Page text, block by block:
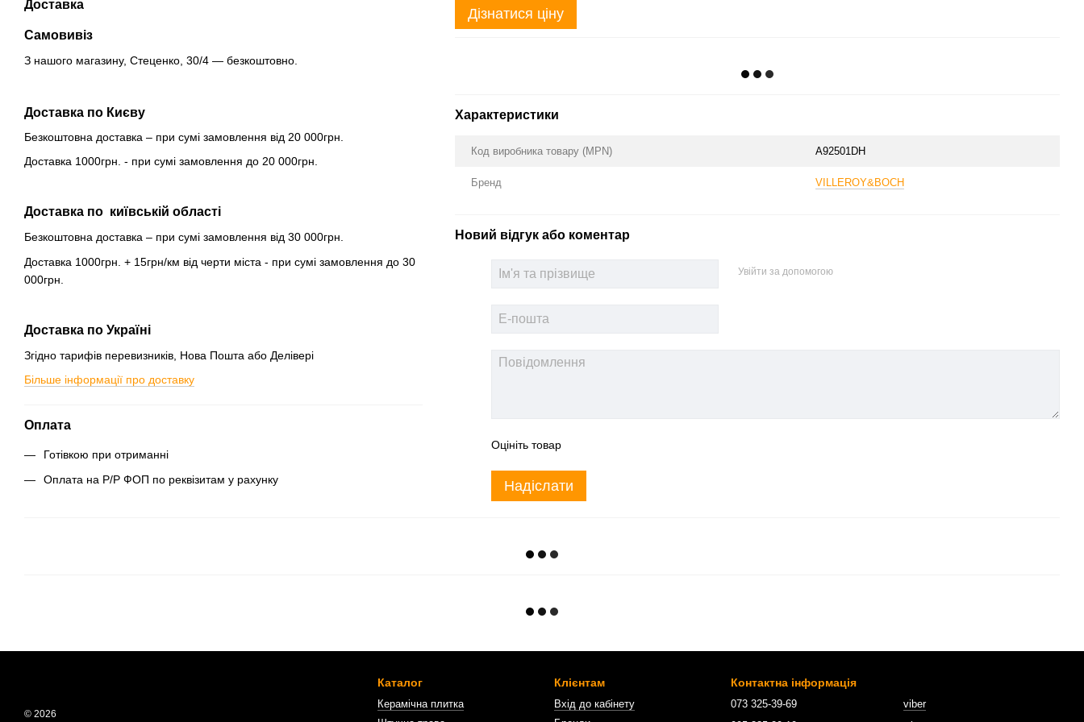
Доставка
Самовивіз
З нашого магазину, Стеценко, 30/4 — безкоштовно.
Доставка по Києву
Безкоштовна доставка – при сумі замовлення від 20 000грн.
Доставка 1000грн. - при сумі замовлення до 20 000грн.
Доставка по київській області
Безкоштовна доставка – при сумі замовлення від 30 000грн.
Доставка 1000грн. + 15грн/км від черти міста - при сумі замовлення до 30
000грн.
Доставка по Україні
Згідно тарифів перевизників, Нова Пошта або Делівері
Більше інформації про доставку
Оплата
Готівкою при отриманні
Оплата на Р/Р ФОП по реквізитам у рахунку
Дізнатися ціну
Характеристики
Код виробника товару (MPN) A92501DH
Бренд VILLEROY&BOCH
Новий відгук або коментар
Увійти за допомогою
Оцініть товар
Надіслати
© 2026
Каталог
Керамічна плитка
Клієнтам
Вхід до кабінету
Контактна інформація
073 325-39-69
viber